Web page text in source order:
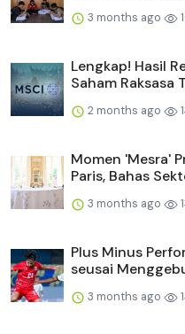
3 months ago
Lengkap! Hasil
Saham Raksasa
2 months ago
Momen 'Mesra'
Paris, Bahas
3 months ago
Plus Minus
seusai
3 months ago